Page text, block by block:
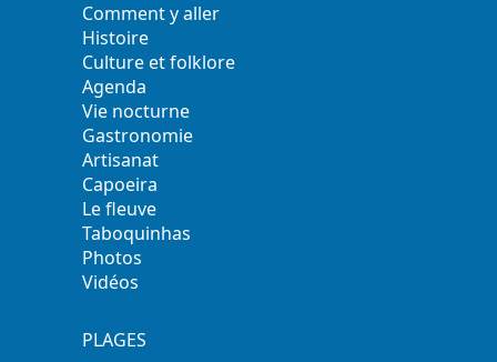
Comment y aller
Histoire
Culture et folklore
Agenda
Vie nocturne
Gastronomie
Artisanat
Capoeira
Le fleuve
Taboquinhas
Photos
Vidéos
PLAGES